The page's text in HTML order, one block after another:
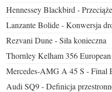
Hennessey Blackbird -
Lanzante Bolide - Konwersja
Rezvani Dune - Siła konieczna
Thornley Kelham 356
Mercedes-AMG A 45 S - Final
Audi SQ9 - Definicja